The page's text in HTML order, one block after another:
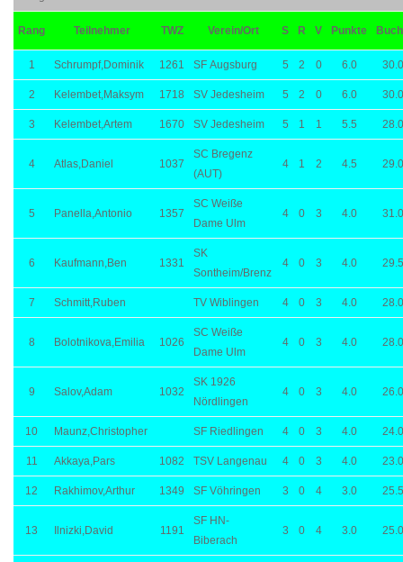
Rang Teilnehmer TWZ Verein/Ort S R V Punkte
1 Schrumpf,Dominik 1261 SF Augsburg 5 2 0 6.0 30.0
2 Kelembet,Maksym 1718 SV Jedesheim 5 2 0 6.0 30.0
3 Kelembet,Artem 1670 SV Jedesheim 5 1 1 5.5 28.0
4 Atlas,Daniel 1037
SC Bregenz
(AUT)
4 1 2 4.5 29.0
5 Panella,Antonio 1357
SC Weiße
Dame Ulm
4 0 3 4.0 31.0
6 Kaufmann,Ben 1331
SK
Sontheim/Brenz
4 0 3 4.0 29.5
7 Schmitt,Ruben TV Wiblingen 4 0 3 4.0 28.0
8 Bolotnikova,Emilia 1026
SC Weiße
Dame Ulm
4 0 3 4.0 28.0
9 Salov,Adam 1032
SK 1926
Nördlingen
4 0 3 4.0 26.0
10 Maunz,Christopher SF Riedlingen 4 0 3 4.0 24.0
11 Akkaya,Pars 1082 TSV Langenau 4 0 3 4.0 23.0
12 Rakhimov,Arthur 1349 SF Vöhringen 3 0 4 3.0 25.5
13 Ilnizki,David 1191
SF HN-
Biberach
3 0 4 3.0 25.0